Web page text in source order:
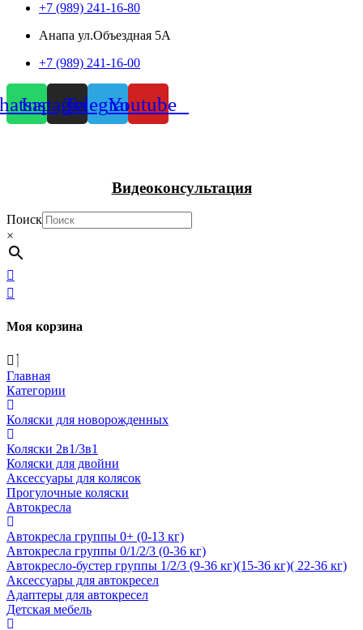
+7 (989) 241-16-80
Анапа ул.Объездная 5А
+7 (989) 241-16-00
InstagramTelegramYoutube
Видеоконсультация
Поиск
×
Моя корзина
Главная
Категории
Коляски для новорожденных
Коляски 2в1/3в1
Коляски для двойни
Аксессуары для колясок
Прогулочные коляски
Автокресла
Автокресла группы 0+ (0-13 кг)
Автокресла группы 0/1/2/3 (0-36 кг)
Автокресло-бустер группы 1/2/3 (9-36 кг)(15-36 кг)( 22-36 кг)
Аксессуары для автокресел
Адаптеры для автокресел
Детская мебель